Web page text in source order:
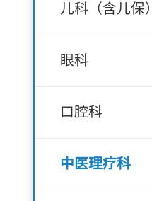
儿科（含儿保）
眼科
口腔科
中医理疗科